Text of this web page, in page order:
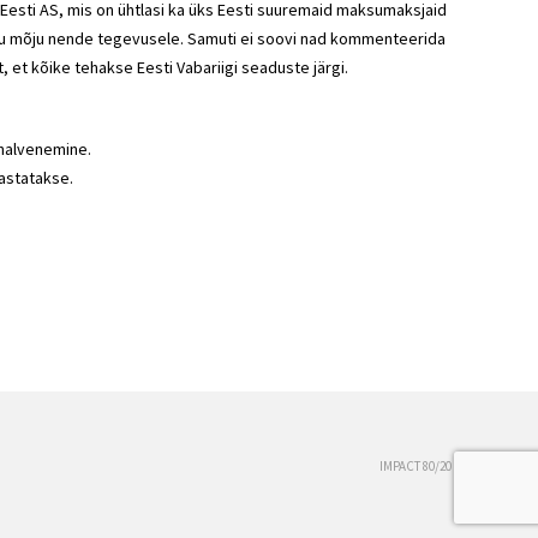
AS, mis on ühtlasi ka üks Eesti suuremaid maksumaksjaid
nende tegevusele. Samuti ei soovi nad kommenteerida
et kõike tehakse Eesti Vabariigi seaduste järgi.
IMPACT 80/20